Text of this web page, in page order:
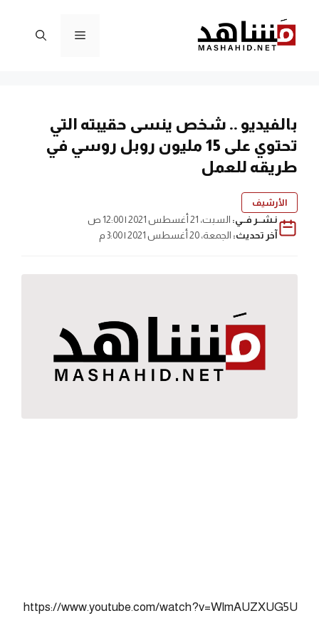
المحتوى
القائمة
بالفيديو .. شخص ينسى حقيبته التي
تحتوي على 15 مليون روبل روسي في
طريقه للعمل
الأرشيف
نـشــر فــي: السبت، 21 أغسطس 2021 | 12:00 ص
آخر تحديث: الجمعة، 20 أغسطس 2021 | 3:00 م
https://www.youtube.com/watch?v=WlmAUZXUG5U